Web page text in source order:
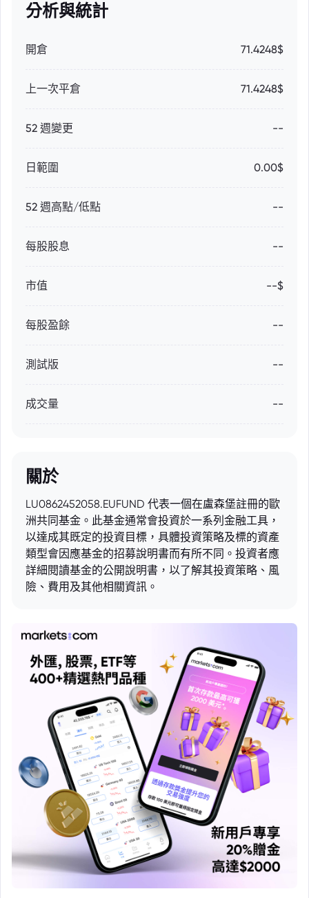
分析與統計
開倉 71.4248$
上一次平倉 71.4248$
52 週變更 --
日範圍 0.00$
52 週高點/低點 --
每股股息 --
市值 --$
每股盈餘 --
測試版 --
成交量 --
關於
LU0862452058.EUFUND 代表一個在盧森堡註冊的歐
洲共同基金。此基金通常會投資於一系列金融工具，
以達成其既定的投資目標，具體投資策略及標的資產
類型會因應基金的招募說明書而有所不同。投資者應
詳細閱讀基金的公開說明書，以了解其投資策略、風
險、費用及其他相關資訊。